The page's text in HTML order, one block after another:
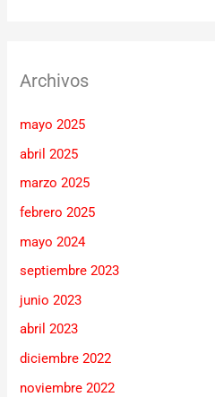
Archivos
mayo 2025
abril 2025
marzo 2025
febrero 2025
mayo 2024
septiembre 2023
junio 2023
abril 2023
diciembre 2022
noviembre 2022